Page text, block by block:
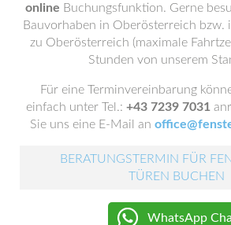
online Buchungsfunktion. Gerne
Bauvorhaben in Oberösterreich bzw.
zu Oberösterreich (maximale
Stunden von unserem
Für eine Terminvereinbarung
einfach unter Tel.: +43 7239 7031
Sie uns eine E-Mail an
BERATUNGSTERMIN FÜR
TÜREN BUCHEN
WhatsApp